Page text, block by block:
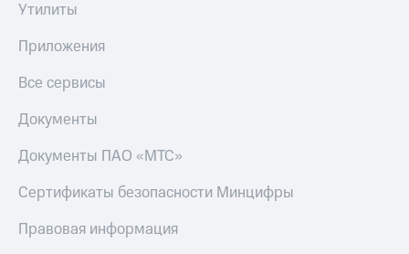
Утилиты
Приложения
Все сервисы
Документы
Документы ПАО «МТС»
Сертификаты безопасности Минцифры
Правовая информация